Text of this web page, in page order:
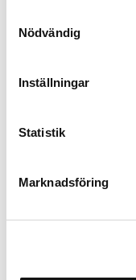
Nödvändig
Inställningar
Statistik
Marknadsföring
Alternatieven